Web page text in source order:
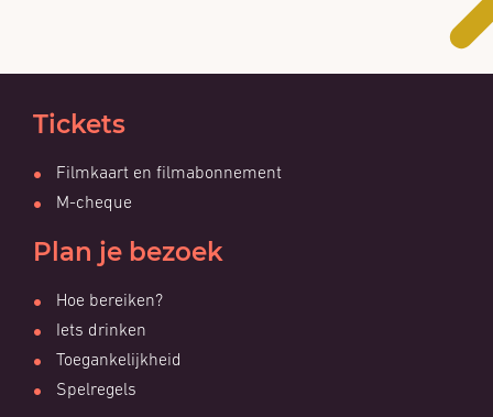
Tickets
Filmkaart en filmabonnement
M-cheque
Plan je bezoek
Hoe bereiken?
Iets drinken
Toegankelijkheid
Spelregels